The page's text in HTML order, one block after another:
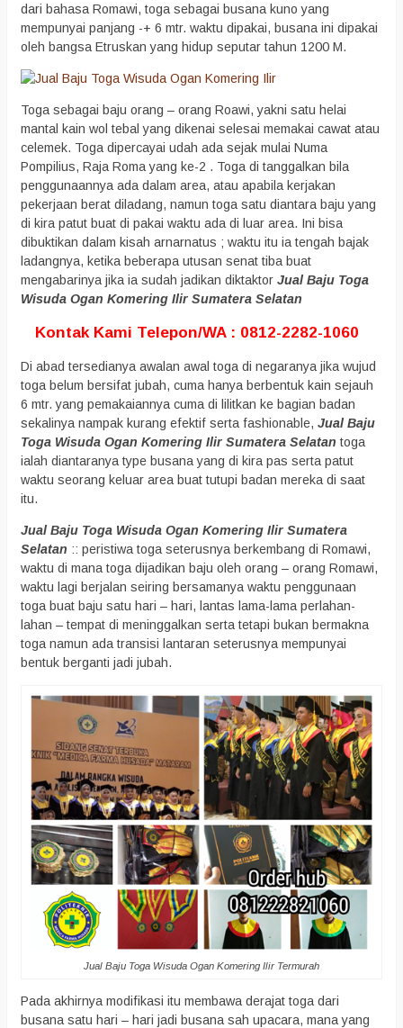
dari bahasa Romawi, toga sebagai busana kuno yang
mempunyai panjang -+ 6 mtr. waktu dipakai, busana ini dipakai
oleh bangsa Etruskan yang hidup seputar tahun 1200 M.
Toga sebagai baju orang – orang Roawi, yakni satu helai
mantal kain wol tebal yang dikenai selesai memakai cawat atau
celemek. Toga dipercayai udah ada sejak mulai Numa
Pompilius, Raja Roma yang ke-2 . Toga di tanggalkan bila
penggunaannya ada dalam area, atau apabila kerjakan
pekerjaan berat diladang, namun toga satu diantara baju yang
di kira patut buat di pakai waktu ada di luar area. Ini bisa
dibuktikan dalam kisah arnarnatus ; waktu itu ia tengah bajak
ladangnya, ketika beberapa utusan senat tiba buat
mengabarinya jika ia sudah jadikan diktaktor Jual Baju Toga
Wisuda Ogan Komering Ilir Sumatera Selatan
Kontak Kami Telepon/WA : 0812-2282-1060
Di abad tersedianya awalan awal toga di negaranya jika wujud
toga belum bersifat jubah, cuma hanya berbentuk kain sejauh
6 mtr. yang pemakaiannya cuma di lilitkan ke bagian badan
sekalinya nampak kurang efektif serta fashionable, Jual Baju
Toga Wisuda Ogan Komering Ilir Sumatera Selatan toga
ialah diantaranya type busana yang di kira pas serta patut
waktu seorang keluar area buat tutupi badan mereka di saat
itu.
Jual Baju Toga Wisuda Ogan Komering Ilir Sumatera
Selatan :: peristiwa toga seterusnya berkembang di Romawi,
waktu di mana toga dijadikan baju oleh orang – orang Romawi,
waktu lagi berjalan seiring bersamanya waktu penggunaan
toga buat baju satu hari – hari, lantas lama-lama perlahan-
lahan – tempat di meninggalkan serta tetapi bukan bermakna
toga namun ada transisi lantaran seterusnya mempunyai
bentuk berganti jadi jubah.
Jual Baju Toga Wisuda Ogan Komering Ilir Termurah
Pada akhirnya modifikasi itu membawa derajat toga dari
busana satu hari – hari jadi busana sah upacara, mana yang